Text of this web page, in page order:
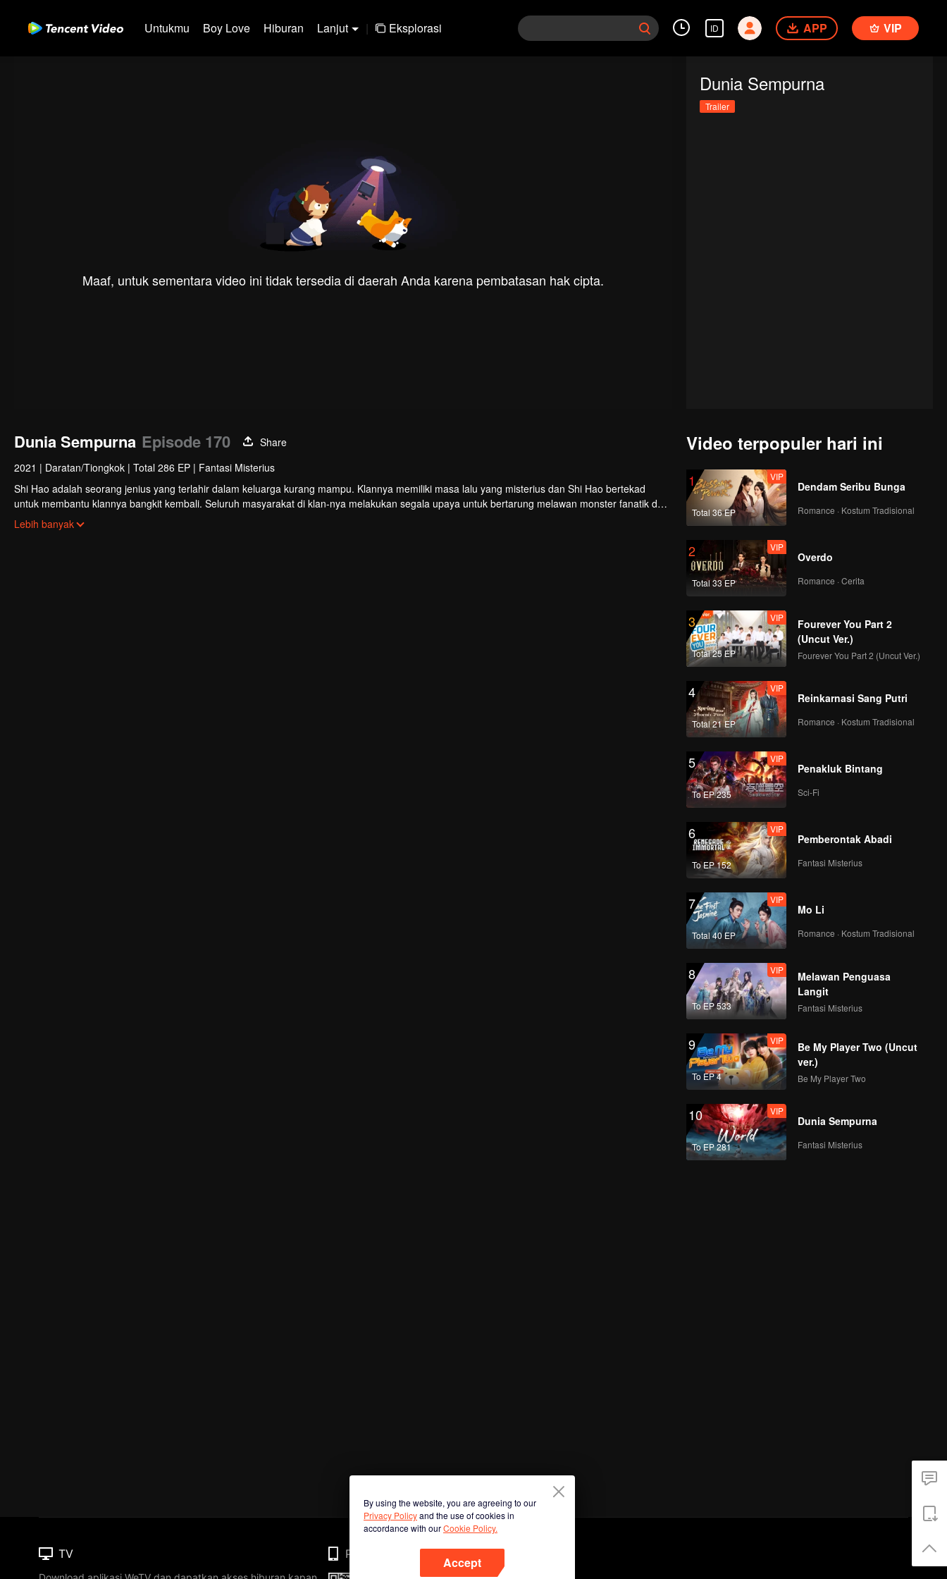
Untukmu Boy Love Hiburan Lanjut | Eksplorasi ID APP VIP
Maaf, untuk sementara video ini tidak tersedia di daerah Anda karena pembatasan hak cipta.
Dunia Sempurna
Trailer
Dunia Sempurna Episode 170
Share
2021 | Daratan/Tiongkok | Total 286 EP | Fantasi Misterius
Shi Hao adalah seorang jenius yang terlahir dalam keluarga kurang mampu. Klannya memiliki masa lalu yang misterius dan Shi Hao bertekad
untuk membantu klannya bangkit kembali. Seluruh masyarakat di klan-nya melakukan segala upaya untuk bertarung melawan monster fanatik dan
terlibat dalam perebutan kekuasaan dengan klan lain. Perjalanan kultivasi Shi Hao membawanya ke negeri-negeri tak dikenal dan menentukan
nasibnya selanjutnya.
Lebih banyak
Video terpopuler hari ini
1
Total 36 EP
VIP
Dendam Seribu Bunga
Romance · Kostum Tradisional
2
Total 33 EP
VIP
Overdo
Romance · Cerita
3
Total 25 EP
VIP
Fourever You Part 2
(Uncut Ver.)
Fourever You Part 2 (Uncut Ver.)
4
Total 21 EP
VIP
Reinkarnasi Sang Putri
Romance · Kostum Tradisional
5
To EP 235
VIP
Penakluk Bintang
Sci-Fi
6
To EP 152
VIP
Pemberontak Abadi
Fantasi Misterius
7
Total 40 EP
VIP
Mo Li
Romance · Kostum Tradisional
8
To EP 533
VIP
Melawan Penguasa
Langit
Fantasi Misterius
9
To EP 4
VIP
Be My Player Two (Uncut
ver.)
Be My Player Two
10
To EP 281
VIP
Dunia Sempurna
Fantasi Misterius
By using the website, you are agreeing to our
Privacy Policyand the use of cookies in
accordance with ourCookie Policy.
Accept
TV Phone